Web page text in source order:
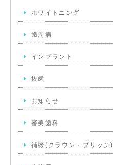
ホワイトニング
歯周病
インプラント
抜歯
お知らせ
審美歯科
補綴(クラウン・ブリッジ)